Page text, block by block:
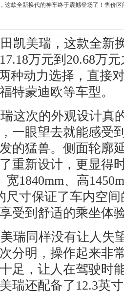
款全新换代的神车终于震撼登场了！售价区
凯美瑞，这款全新
万元到20.68万
种动力选择，直接
特蒙迪欧等车型。
这次的外观设计真
一眼望去就能感受
的猛兽。侧面轮廓
重新设计，更显得
宽1840mm、高
尺寸保证了车内空
受到舒适的乘坐体
瑞同样没有让人失
分明，操作起来非
足，让人在驾驶时
瑞还配备了12.3英